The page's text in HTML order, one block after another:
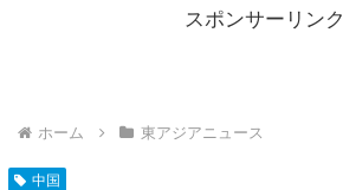
スポンサーリンク
ホーム 東アジアニュース
中国